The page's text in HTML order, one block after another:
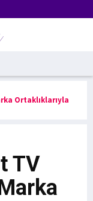
Ortaklıklarıyla
TV